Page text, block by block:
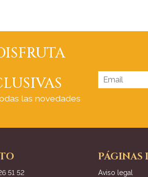
las novedades
51 52
PÁGINAS
Aviso legal